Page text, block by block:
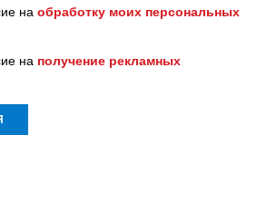
на обработку моих персональных
на получение рекламных